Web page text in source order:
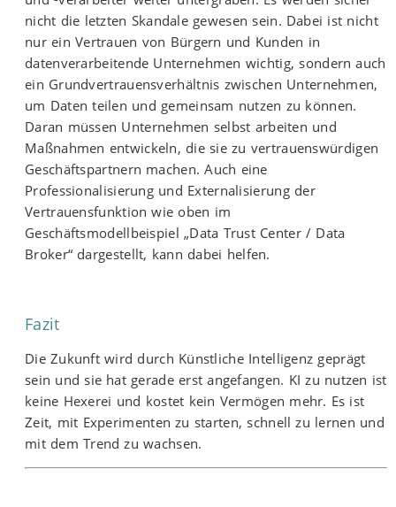
nicht die letzten Skandale gewesen sein. Dabei ist nicht
nur ein Vertrauen von Bürgern und Kunden in
datenverarbeitende Unternehmen wichtig, sondern auch
ein Grundvertrauensverhältnis zwischen Unternehmen,
um Daten teilen und gemeinsam nutzen zu können.
Daran müssen Unternehmen selbst arbeiten und
Maßnahmen entwickeln, die sie zu vertrauenswürdigen
Geschäftspartnern machen. Auch eine
Professionalisierung und Externalisierung der
Vertrauensfunktion wie oben im
Geschäftsmodellbeispiel „Data Trust Center / Data
Broker“ dargestellt, kann dabei helfen.
Fazit
Die Zukunft wird durch Künstliche Intelligenz geprägt
sein und sie hat gerade erst angefangen. KI zu nutzen ist
keine Hexerei und kostet kein Vermögen mehr. Es ist
Zeit, mit Experimenten zu starten, schnell zu lernen und
mit dem Trend zu wachsen.